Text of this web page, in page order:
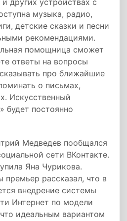
других устройствах с
музыка, радио,
детские сказки и песни
рекомендациями.
помощница сможет
ответы на вопросы
про ближайшие
о письмах,
Искусственный
будет постоянно
Медведев пообщался
сети ВКонтакте.
Яна Чурикова.
премьер рассказал, что в
внедрение системы
Интернет по модели
идеальным вариантом